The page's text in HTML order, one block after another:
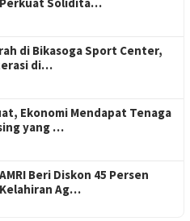
dan pariwisata Kota Batam.